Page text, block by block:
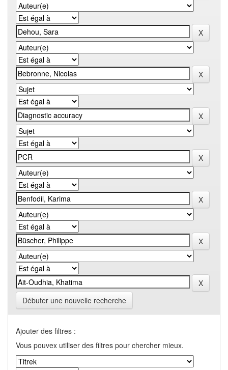
Débuter une nouvelle recherche
Ajouter des filtres :
Vous pouvex utiliser des filtres pour chercher mieux.